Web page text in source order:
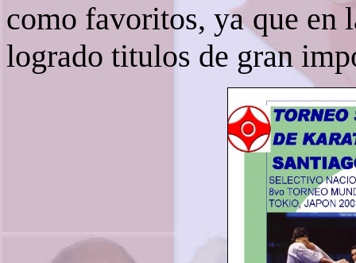
como favoritos, ya que en
logrado titulos de gran